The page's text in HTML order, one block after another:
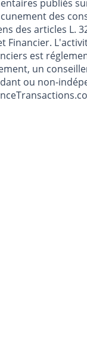
publiés
des
des articles L.
Financier.
est
un
ou non-